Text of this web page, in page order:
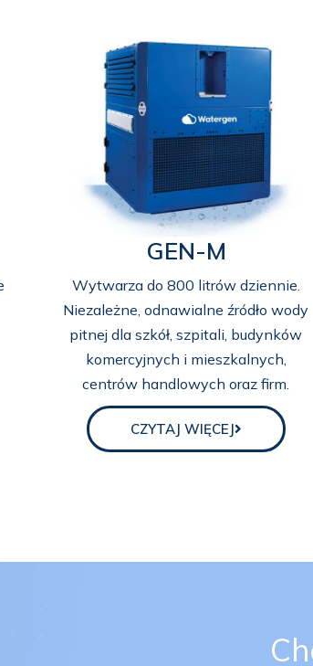
GEN-M
Wytwarza do 800 litrów dziennie.
Niezależne, odnawialne źródło wody
pitnej dla szkół, szpitali, budynków
komercyjnych i mieszkalnych,
centrów handlowych oraz firm.
CZYTAJ WIĘCEJ